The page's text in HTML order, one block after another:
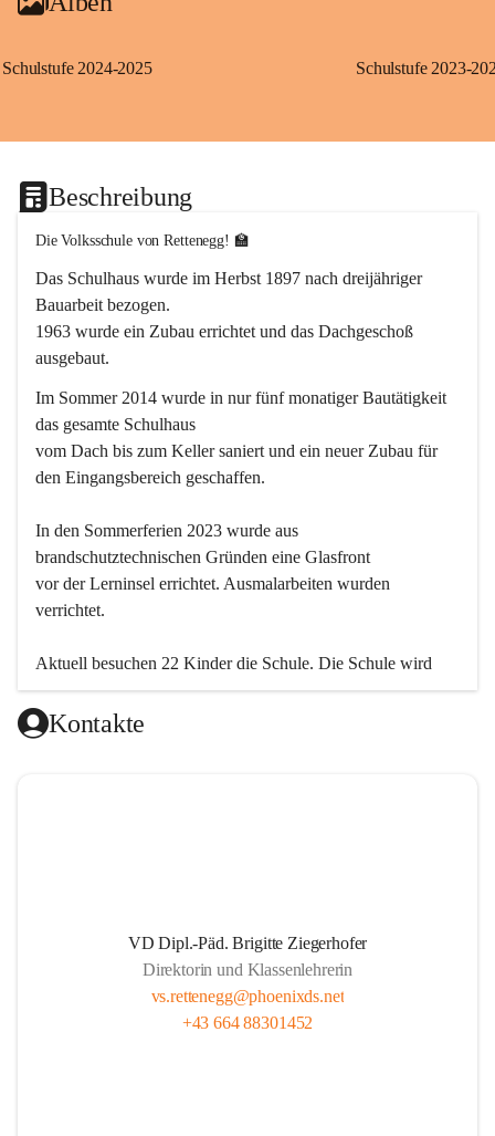
Schulstufe 2024-2025 Schulstufe 2023-
Beschreibung
Die Volksschule von Rettenegg! 🏫
Das Schulhaus wurde im Herbst 1897 nach dreijähriger
Bauarbeit bezogen.
1963 wurde ein Zubau errichtet und das Dachgeschoß
ausgebaut.
Im Sommer 2014 wurde in nur fünf monatiger Bautätigkeit
das gesamte Schulhaus
vom Dach bis zum Keller saniert und ein neuer Zubau für
den Eingangsbereich geschaffen.
In den Sommerferien 2023 wurde aus
brandschutztechnischen Gründen eine Glasfront
vor der Lerninsel errichtet. Ausmalarbeiten wurden
verrichtet.
Aktuell besuchen 22 Kinder die Schule. Die Schule wird
einklassig geführt.
Kontakte
VD Dipl.-Päd. Brigitte Ziegerhofer
Direktorin und Klassenlehrerin
vs.rettenegg@phoenixds.net
+43 664 88301452